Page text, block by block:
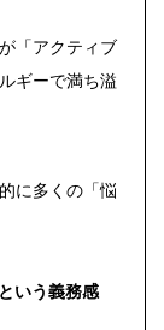
「アクティブ
ギーで満ち溢
に多くの「悩
いう義務感